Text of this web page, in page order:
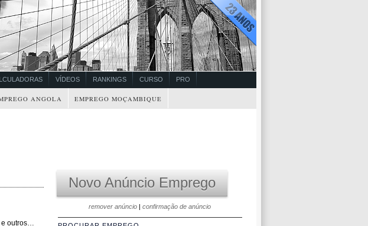
VÍDEOS RANKINGS CURSO PRO
ANGOLA EMPREGO MOÇAMBIQUE
outros…
Novo Anúncio Emprego
remover anúncio | confirmação de anúncio